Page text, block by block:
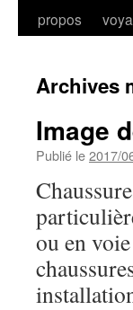
propos
Archives
Image
Publié le2017/
ou en